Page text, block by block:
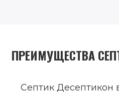
ПРЕИМУЩЕСТВА
Септик Десептикон